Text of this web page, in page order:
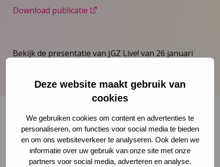
Deze website maakt gebruik van
cookies
We gebruiken cookies om content en advertenties te
personaliseren, om functies voor social media te bieden
en om ons websiteverkeer te analyseren. Ook delen we
informatie over uw gebruik van onze site met onze
partners voor social media, adverteren en analyse.
Download publicatie
Bekijk de presentatie van JGZ Live! van 26 januari
Onze nieuwsbrief ontvangen?
Schrijf je in